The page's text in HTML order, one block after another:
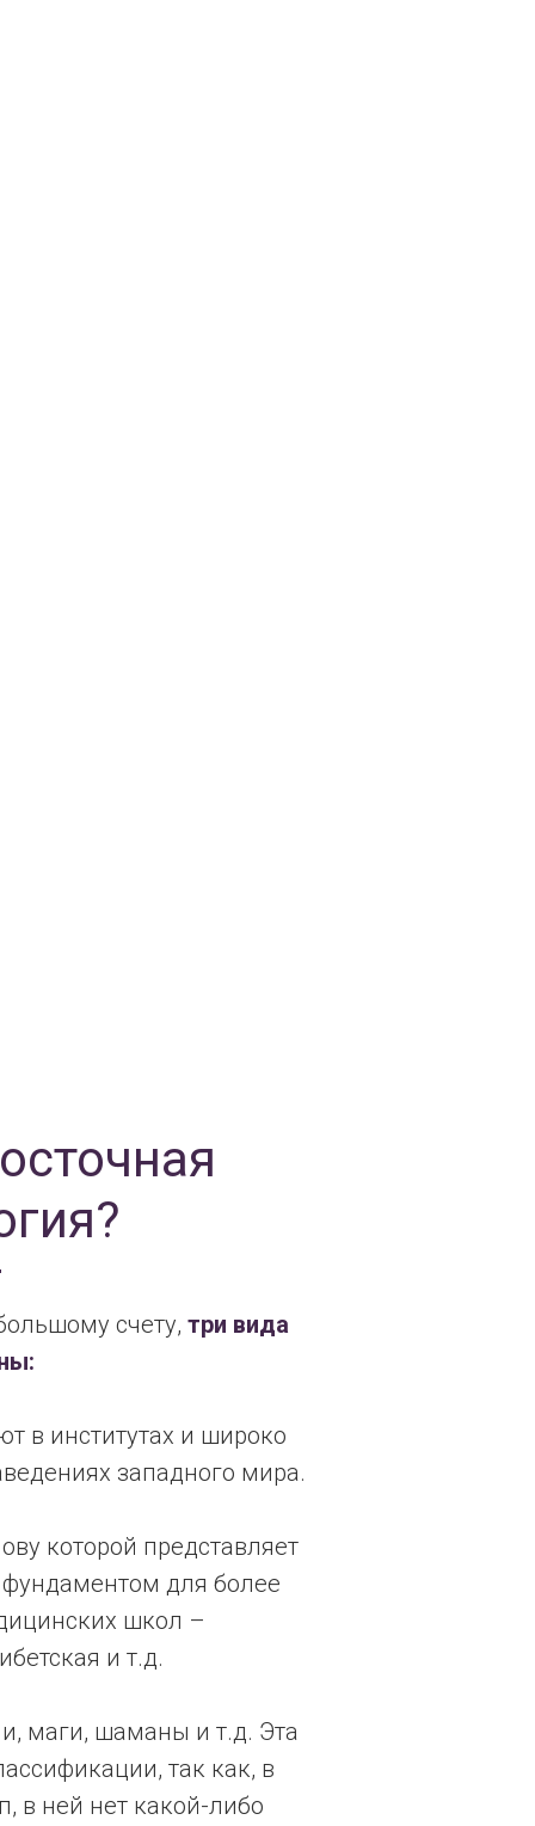
счету, три вида
в институтах и широко
западного мира.
которой представляет
для более
школ –
и т.д.
маги, шаманы и т.д. Эта
так как, в
в ней нет какой-либо